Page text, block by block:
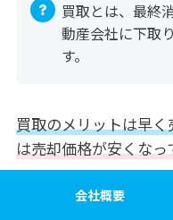
買取とは、最終
動産会社に下取
す。
買取のメリットは早く
は売却価格が安くなっ
買取の売却相場は仲
80％程度となります。
会社概要